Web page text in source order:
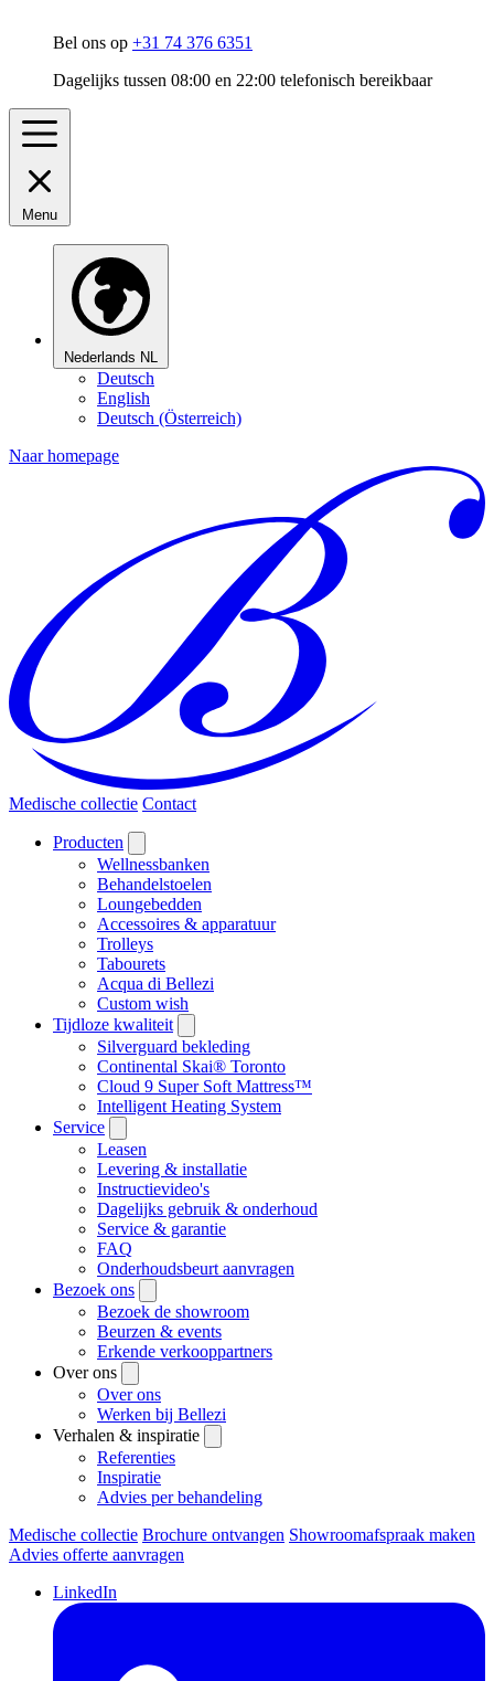
Bel ons op +31 74 376 6351
Dagelijks tussen 08:00 en 22:00 telefonisch bereikbaar
Menu
Nederlands NL
Deutsch
English
Deutsch (Österreich)
Naar homepage
Medische collectie Contact
Producten
Wellnessbanken
Behandelstoelen
Loungebedden
Accessoires & apparatuur
Trolleys
Tabourets
Acqua di Bellezi
Custom wish
Tijdloze kwaliteit
Silverguard bekleding
Continental Skai® Toronto
Cloud 9 Super Soft Mattress™
Intelligent Heating System
Service
Leasen
Levering & installatie
Instructievideo's
Dagelijks gebruik & onderhoud
Service & garantie
FAQ
Onderhoudsbeurt aanvragen
Bezoek ons
Bezoek de showroom
Beurzen & events
Erkende verkooppartners
Over ons
Over ons
Werken bij Bellezi
Verhalen & inspiratie
Referenties
Inspiratie
Advies per behandeling
Medische collectie Brochure ontvangen Showroomafspraak maken
Advies offerte aanvragen
LinkedIn